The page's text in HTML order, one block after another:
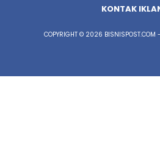
KONTAK
COPYRIGHT © 2026 BISNISPOST.COM